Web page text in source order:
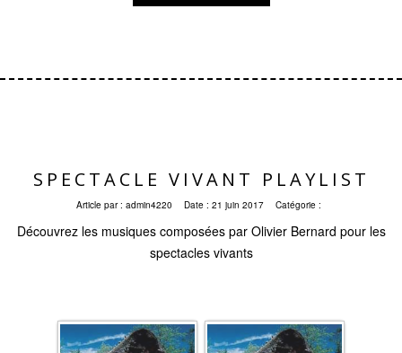
SPECTACLE VIVANT PLAYLIST
Article par : admin4220 Date : 21 juin 2017 Catégorie :
Découvrez les musiques composées par Olivier Bernard pour les
spectacles vivants